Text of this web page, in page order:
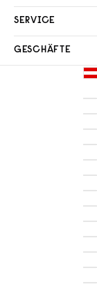
SERVICE
GESCHÄFTE